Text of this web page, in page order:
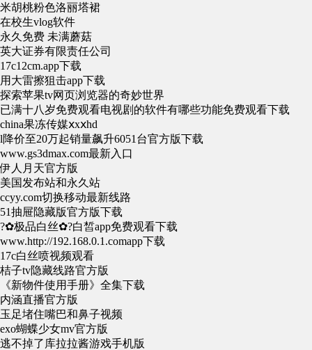
米胡桃粉色洛丽塔裙
在校生vlog软件
永久免费 未满蘑菇
英大证券有限责任公司
17c12cm.app下载
用大雷擦狙击app下载
探索苹果tv网页浏览器的奇妙世界
已满十八岁免费观看电视剧的软件有哪些功能免费观看下载
china果冻传媒ⅹxⅹhd
l降价至20万起销量飙升6051台官方版下载
www.gs3dmax.com最新入口
伊人月天官方版
美国发布站和永久站
ccyy.com切换移动最新线路
51抽屉隐藏版官方版下载
?✿极品白丝✿?白皙app免费观看下载
www.http://192.168.0.1.comapp下载
17c白丝喷视频观看
桔子tv隐藏线路官方版
《新物件使用手册》全集下载
内涵直播官方版
玉足堵住嘴巴和鼻子视频
exo蝴蝶少女mv官方版
逃不掉了库拉拉酱游戏手机版